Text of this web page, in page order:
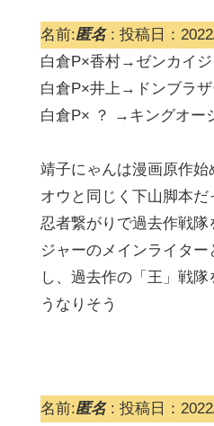
名前:匿名: 投稿日：
白倉P×香村→ゼンカイジ
白倉P×井上→ドンブラ
白倉P× ？ →キングオー
靖子にゃんは漫画原作
オウと同じく下山脚本
忍者繋がりで過去作戦
ジャーのメインライタ
し、過去作の「王」戦
うなりそう
名前:匿名: 投稿日：